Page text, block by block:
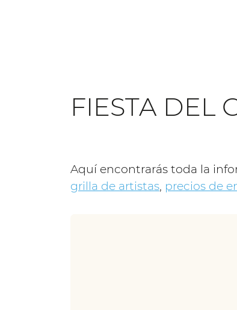
FIESTA DEL
Aquí encontrarás toda la
grilla de artistas precios de